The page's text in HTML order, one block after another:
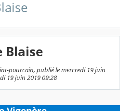
Blaise
pourcain, publié le mercredi 19 juin
19 juin 2019 09:28